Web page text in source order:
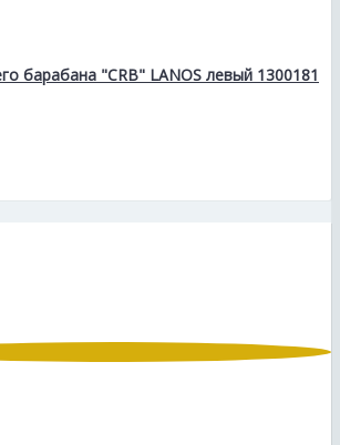
барабана "CRB" LANOS левый 1300181